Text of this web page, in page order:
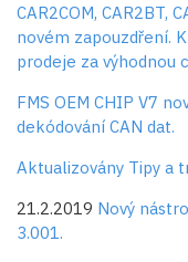
CAR2COM, CAR2BT,
novém zapouzdření.
prodeje za výhodnou
FMS OEM CHIP V7
dekódování CAN dat.
Aktualizovány Tipy a
21.2.2019 Nový
3.001.